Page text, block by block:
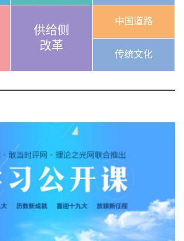
供给侧
改革
中国道路
传统文化